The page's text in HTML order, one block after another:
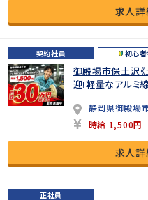
求人詳
契約社員 初心
御殿場市保土沢
迎!軽量なアルミ
静岡県御殿場
時給 1,500円
求人詳
正社員